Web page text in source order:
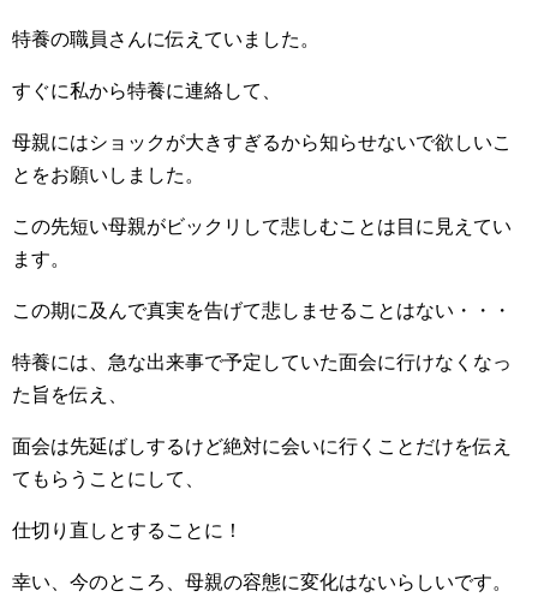
特養の職員さんに伝えていました。
すぐに私から特養に連絡して、
母親にはショックが大きすぎるから知らせないで欲しいこ
とをお願いしました。
この先短い母親がビックリして悲しむことは目に見えてい
ます。
この期に及んで真実を告げて悲しませることはない・・・
特養には、急な出来事で予定していた面会に行けなくなっ
た旨を伝え、
面会は先延ばしするけど絶対に会いに行くことだけを伝え
てもらうことにして、
仕切り直しとすることに！
幸い、今のところ、母親の容態に変化はないらしいです。